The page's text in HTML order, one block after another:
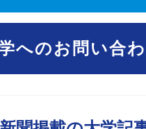
へのお問い合